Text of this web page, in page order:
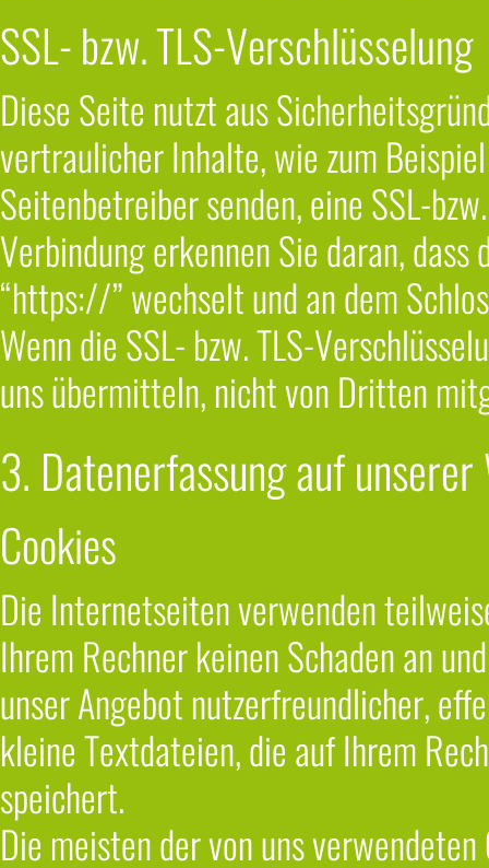
SSL- bzw. TLS-Verschlüsselung
Diese Seite nutzt aus
vertraulicher Inhalte, wie zum
Seitenbetreiber senden, eine SSL-
Verbindung erkennen Sie daran,
“https://” wechselt und an dem
Wenn die SSL- bzw. TLS-
uns übermitteln, nicht von Dritten
3. Datenerfassung auf
Cookies
Die Internetseiten verwenden
Ihrem Rechner keinen Schaden an
unser Angebot nutzerfreundlicher,
kleine Textdateien, die auf Ihrem
speichert.
Die meisten der von uns